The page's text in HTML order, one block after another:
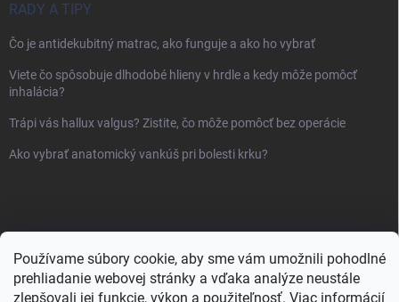
Používame súbory cookie, aby sme vám umožnili pohodlné
prehliadanie webovej stránky a vďaka analýze neustále
zlepšovali jej funkcie, výkon a použiteľnosť. Viac informácií
RADY A TIPY
Čo je antidekubitný matrac, ako funguje a ako ho vybrať
Viete čo spôsobuje dlhodobé hlieny v hrdle a kedy môže pomôcť
inhalácia?
Trápi vás hallux valgus? Zistite, čo môže pomôcť bez operácie
Ako vybrať anatomický vankúš pri bolesti krku?